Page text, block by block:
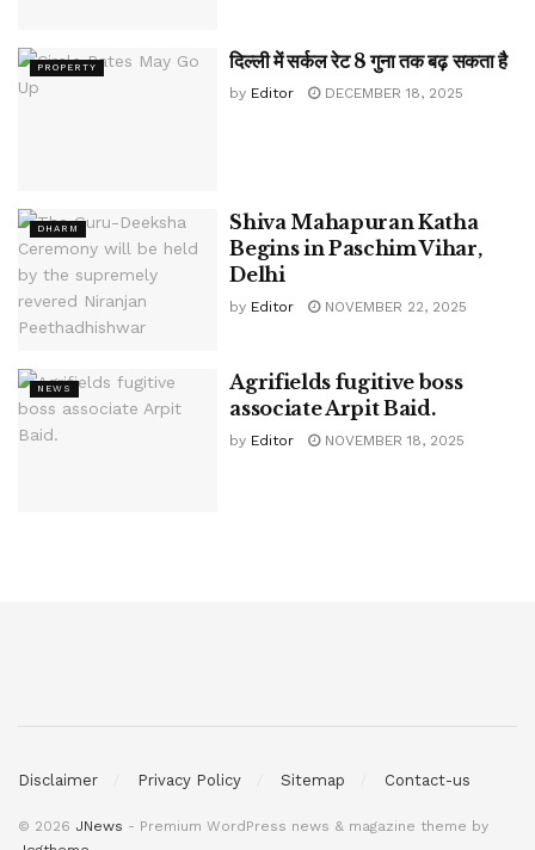
PROPERTY दिल्ली में सर्कल रेट 8 गुना तक बढ़ सकता है
by Editor DECEMBER 18, 2025
DHARM
Shiva Mahapuran Katha
Begins in Paschim Vihar,
Delhi
by Editor NOVEMBER 22, 2025
NEWS
Agrifields fugitive boss
associate Arpit Baid.
by Editor NOVEMBER 18, 2025
Disclaimer Privacy Policy Sitemap Contact-us
© 2026 JNews - Premium WordPress news & magazine theme by